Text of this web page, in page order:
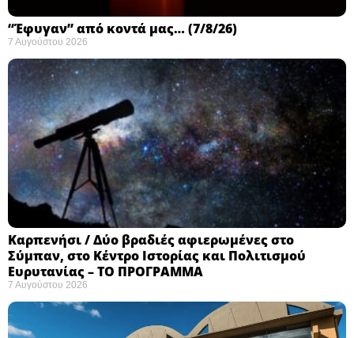
“Έφυγαν” από κοντά μας… (7/8/26)
7 Αυγούστου 2026
Καρπενήσι / Δύο βραδιές αφιερωμένες στο
Σύμπαν, στο Κέντρο Ιστορίας και Πολιτισμού
Ευρυτανίας – ΤΟ ΠΡΟΓΡΑΜΜΑ
7 Αυγούστου 2026